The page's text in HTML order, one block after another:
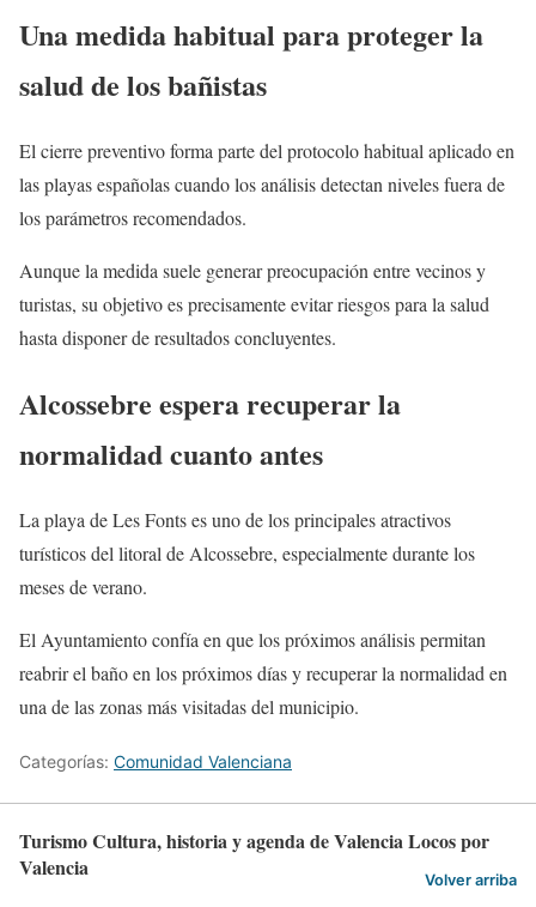
Una medida habitual para proteger la
salud de los bañistas
El cierre preventivo forma parte del protocolo habitual aplicado en
las playas españolas cuando los análisis detectan niveles fuera de
los parámetros recomendados.
Aunque la medida suele generar preocupación entre vecinos y
turistas, su objetivo es precisamente evitar riesgos para la salud
hasta disponer de resultados concluyentes.
Alcossebre espera recuperar la
normalidad cuanto antes
La playa de Les Fonts es uno de los principales atractivos
turísticos del litoral de Alcossebre, especialmente durante los
meses de verano.
El Ayuntamiento confía en que los próximos análisis permitan
reabrir el baño en los próximos días y recuperar la normalidad en
una de las zonas más visitadas del municipio.
Categorías: Comunidad Valenciana
Turismo Cultura, historia y agenda de Valencia Locos por
Valencia
Volver arriba